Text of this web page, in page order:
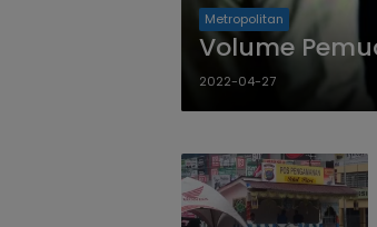
Metropolitan
Volume
2022-04-27